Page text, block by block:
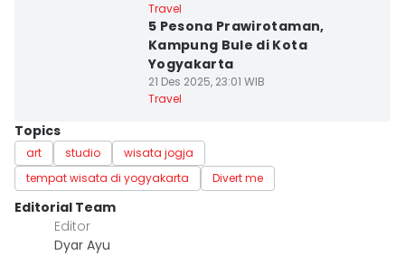
Travel
5 Pesona Prawirotaman,
Kampung Bule di Kota
Yogyakarta
21 Des 2025, 23:01 WIB
Travel
Topics
art studio
wisata jogja
tempat wisata di yogyakarta
Divert me
Editorial Team
Editor
Dyar Ayu